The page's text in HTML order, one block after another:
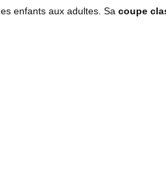
enfants aux adultes. Sa coupe